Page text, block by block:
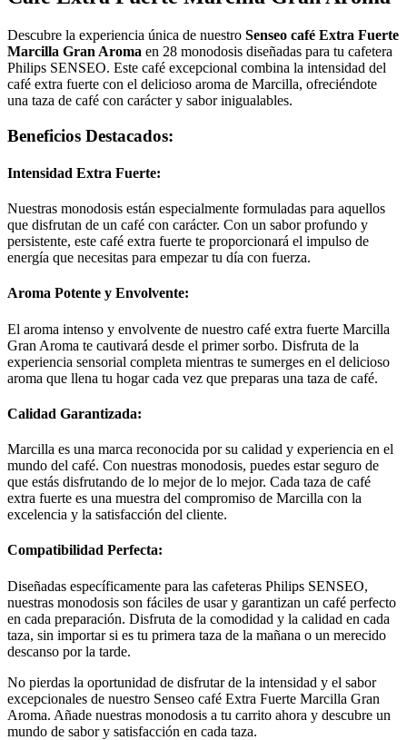
Descubre la experiencia única de nuestro Senseo café Extra Fuerte
Marcilla Gran Aroma en 28 monodosis diseñadas para tu cafetera
Philips SENSEO. Este café excepcional combina la intensidad del
café extra fuerte con el delicioso aroma de Marcilla, ofreciéndote
una taza de café con carácter y sabor inigualables.
Beneficios Destacados:
Intensidad Extra Fuerte:
Nuestras monodosis están especialmente formuladas para aquellos
que disfrutan de un café con carácter. Con un sabor profundo y
persistente, este café extra fuerte te proporcionará el impulso de
energía que necesitas para empezar tu día con fuerza.
Aroma Potente y Envolvente:
El aroma intenso y envolvente de nuestro café extra fuerte Marcilla
Gran Aroma te cautivará desde el primer sorbo. Disfruta de la
experiencia sensorial completa mientras te sumerges en el delicioso
aroma que llena tu hogar cada vez que preparas una taza de café.
Calidad Garantizada:
Marcilla es una marca reconocida por su calidad y experiencia en el
mundo del café. Con nuestras monodosis, puedes estar seguro de
que estás disfrutando de lo mejor de lo mejor. Cada taza de café
extra fuerte es una muestra del compromiso de Marcilla con la
excelencia y la satisfacción del cliente.
Compatibilidad Perfecta:
Diseñadas específicamente para las cafeteras Philips SENSEO,
nuestras monodosis son fáciles de usar y garantizan un café perfecto
en cada preparación. Disfruta de la comodidad y la calidad en cada
taza, sin importar si es tu primera taza de la mañana o un merecido
descanso por la tarde.
No pierdas la oportunidad de disfrutar de la intensidad y el sabor
excepcionales de nuestro Senseo café Extra Fuerte Marcilla Gran
Aroma. Añade nuestras monodosis a tu carrito ahora y descubre un
mundo de sabor y satisfacción en cada taza.